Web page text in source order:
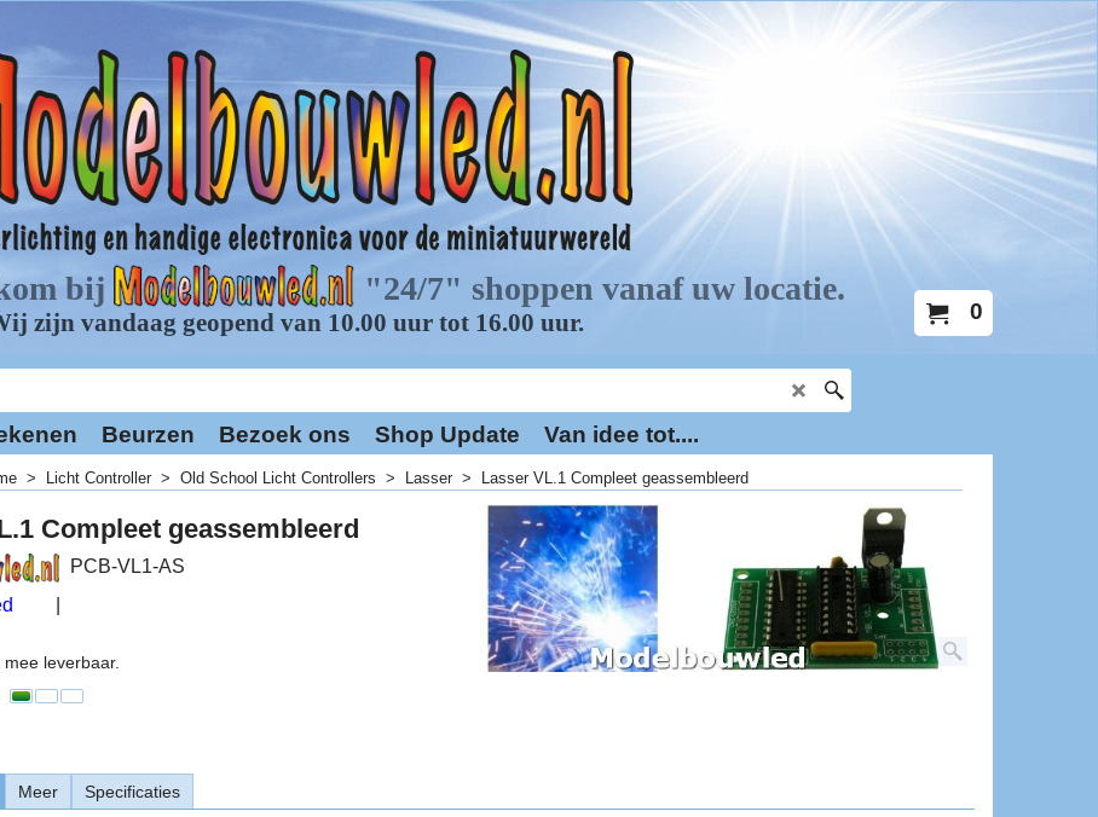
0
Beurzen Bezoek ons Shop Update Van idee tot....
> Licht Controller > Old School Licht Controllers > Lasser > Lasser VL.1 Compleet geassembleerd
Compleet geassembleerd
PCB-VL1-AS
mee leverbaar.
Meer Specificaties